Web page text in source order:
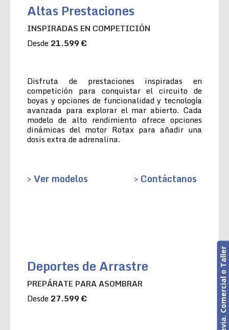
Altas Prestaciones
INSPIRADAS EN COMPETICIÓN
Desde 21.599 €
Disfruta de prestaciones inspiradas en
competición para conquistar el circuito de
boyas y opciones de funcionalidad y tecnología
avanzada para explorar el mar abierto. Cada
modelo de alto rendimiento ofrece opciones
dinámicas del motor Rotax para añadir una
dosis extra de adrenalina.
> Ver modelos > Contáctanos
Deportes de Arrastre
PREPÁRATE PARA ASOMBRAR
Desde 27.599 € Cita previa. Comercial o Taller